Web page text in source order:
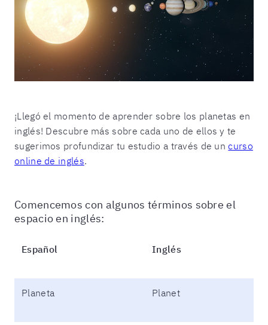
¡Llegó el momento de aprender sobre los planetas en
inglés! Descubre más sobre cada uno de ellos y te
sugerimos profundizar tu estudio a través de uncurso
online de inglés.
Comencemos con algunos términos sobre el
espacio en inglés:
Español Inglés
Planeta Planet